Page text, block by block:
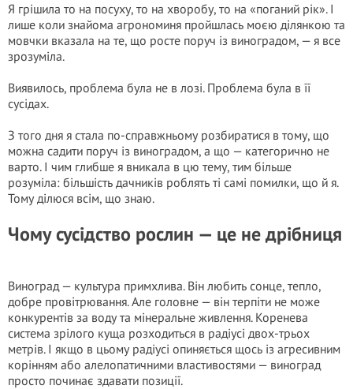
Я грішила то на посуху, то на хворобу, то на «поганий рік». І
лише коли знайома агрономиня пройшлась моєю ділянкою та
мовчки вказала на те, що росте поруч із виноградом, — я все
зрозуміла.
Виявилось, проблема була не в лозі. Проблема була в її
сусідах.
З того дня я стала по-справжньому розбиратися в тому, що
можна садити поруч із виноградом, а що — категорично не
варто. І чим глибше я вникала в цю тему, тим більше
розуміла: більшість дачників роблять ті самі помилки, що й я.
Тому ділюся всім, що знаю.
Чому сусідство рослин — це не дрібниця
Виноград — культура примхлива. Він любить сонце, тепло,
добре провітрювання. Але головне — він терпіти не може
конкурентів за воду та мінеральне живлення. Коренева
система зрілого куща розходиться в радіусі двох-трьох
метрів. І якщо в цьому радіусі опиняється щось із агресивним
корінням або алелопатичними властивостями — виноград
просто починає здавати позиції.